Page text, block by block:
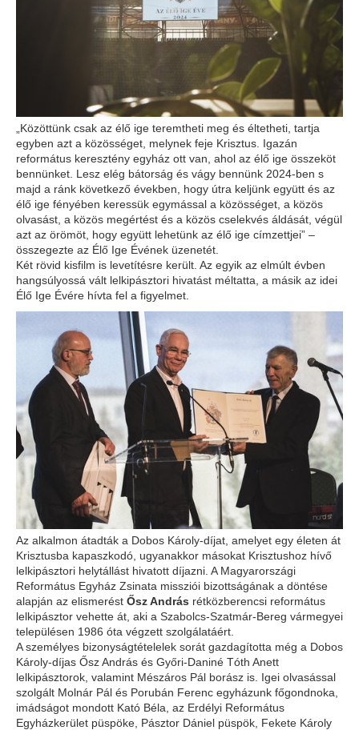
„Közöttünk csak az élő ige teremtheti meg és éltetheti, tartja
egyben azt a közösséget, melynek feje Krisztus. Igazán
református keresztény egyház ott van, ahol az élő ige összeköt
bennünket. Lesz elég bátorság és vágy bennünk 2024-ben s
majd a ránk következő években, hogy útra keljünk együtt és az
élő ige fényében keressük egymással a közösséget, a közös
olvasást, a közös megértést és a közös cselekvés áldását, végül
azt az örömöt, hogy együtt lehetünk az élő ige címzettjei” –
összegezte az Élő Ige Évének üzenetét.
Két rövid kisfilm is levetítésre került. Az egyik az elmúlt évben
hangsúlyossá vált lelkipásztori hivatást méltatta, a másik az idei
Élő Ige Évére hívta fel a figyelmet.
Az alkalmon átadták a Dobos Károly-díjat, amelyet egy életen át
Krisztusba kapaszkodó, ugyanakkor másokat Krisztushoz hívő
lelkipásztori helytállást hivatott díjazni. A Magyarországi
Református Egyház Zsinata missziói bizottságának a döntése
alapján az elismerést Ősz András rétközberencsi református
lelkipásztor vehette át, aki a Szabolcs-Szatmár-Bereg vármegyei
településen 1986 óta végzett szolgálatáért.
A személyes bizonyságtételelek sorát gazdagította még a Dobos
Károly-díjas Ősz András és Győri-Daniné Tóth Anett
lelkipásztorok, valamint Mészáros Pál borász is. Igei olvasással
szolgált Molnár Pál és Porubán Ferenc egyházunk főgondnoka,
imádságot mondott Kató Béla, az Erdélyi Református
Egyházkerület püspöke, Pásztor Dániel püspök, Fekete Károly